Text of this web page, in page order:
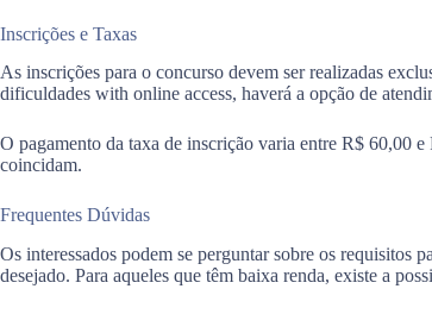
Inscrições e Taxas
As inscrições para o concurso devem ser realizadas
dificuldades with online access, haverá a opção de
O pagamento da taxa de inscrição varia entre R$ 60,00
coincidam.
Frequentes Dúvidas
Os interessados podem se perguntar sobre os requisitos
desejado. Para aqueles que têm baixa renda, existe a